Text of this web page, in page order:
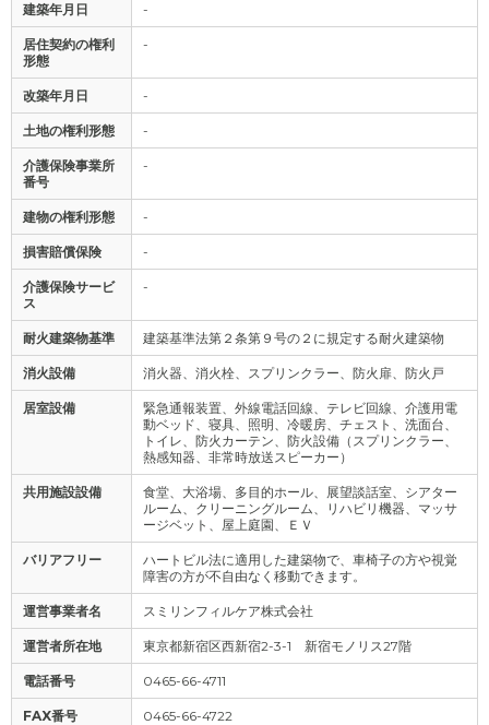
建築年月日 -
居住契約の権利
形態
-
改築年月日 -
土地の権利形態 -
介護保険事業所
番号
-
建物の権利形態 -
損害賠償保険 -
介護保険サービ
ス
-
耐火建築物基準 建築基準法第２条第９号の２に規定する耐火建築物
消火設備 消火器、消火栓、スプリンクラー、防火扉、防火戸
居室設備
緊急通報装置、外線電話回線、テレビ回線、介護用電
動ベッド、寝具、照明、冷暖房、チェスト、洗面台、
トイレ、防火カーテン、防火設備（スプリンクラー、
熱感知器、非常時放送スピーカー）
共用施設設備
食堂、大浴場、多目的ホール、展望談話室、シアター
ルーム、クリーニングルーム、リハビリ機器、マッサ
ージベット、屋上庭園、ＥＶ
バリアフリー
ハートビル法に適用した建築物で、車椅子の方や視覚
障害の方が不自由なく移動できます。
運営事業者名 スミリンフィルケア株式会社
運営者所在地 東京都新宿区西新宿2-3-1 新宿モノリス27階
電話番号 0465-66-4711
FAX番号 0465-66-4722